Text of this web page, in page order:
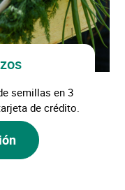
semillas en 3
de crédito.